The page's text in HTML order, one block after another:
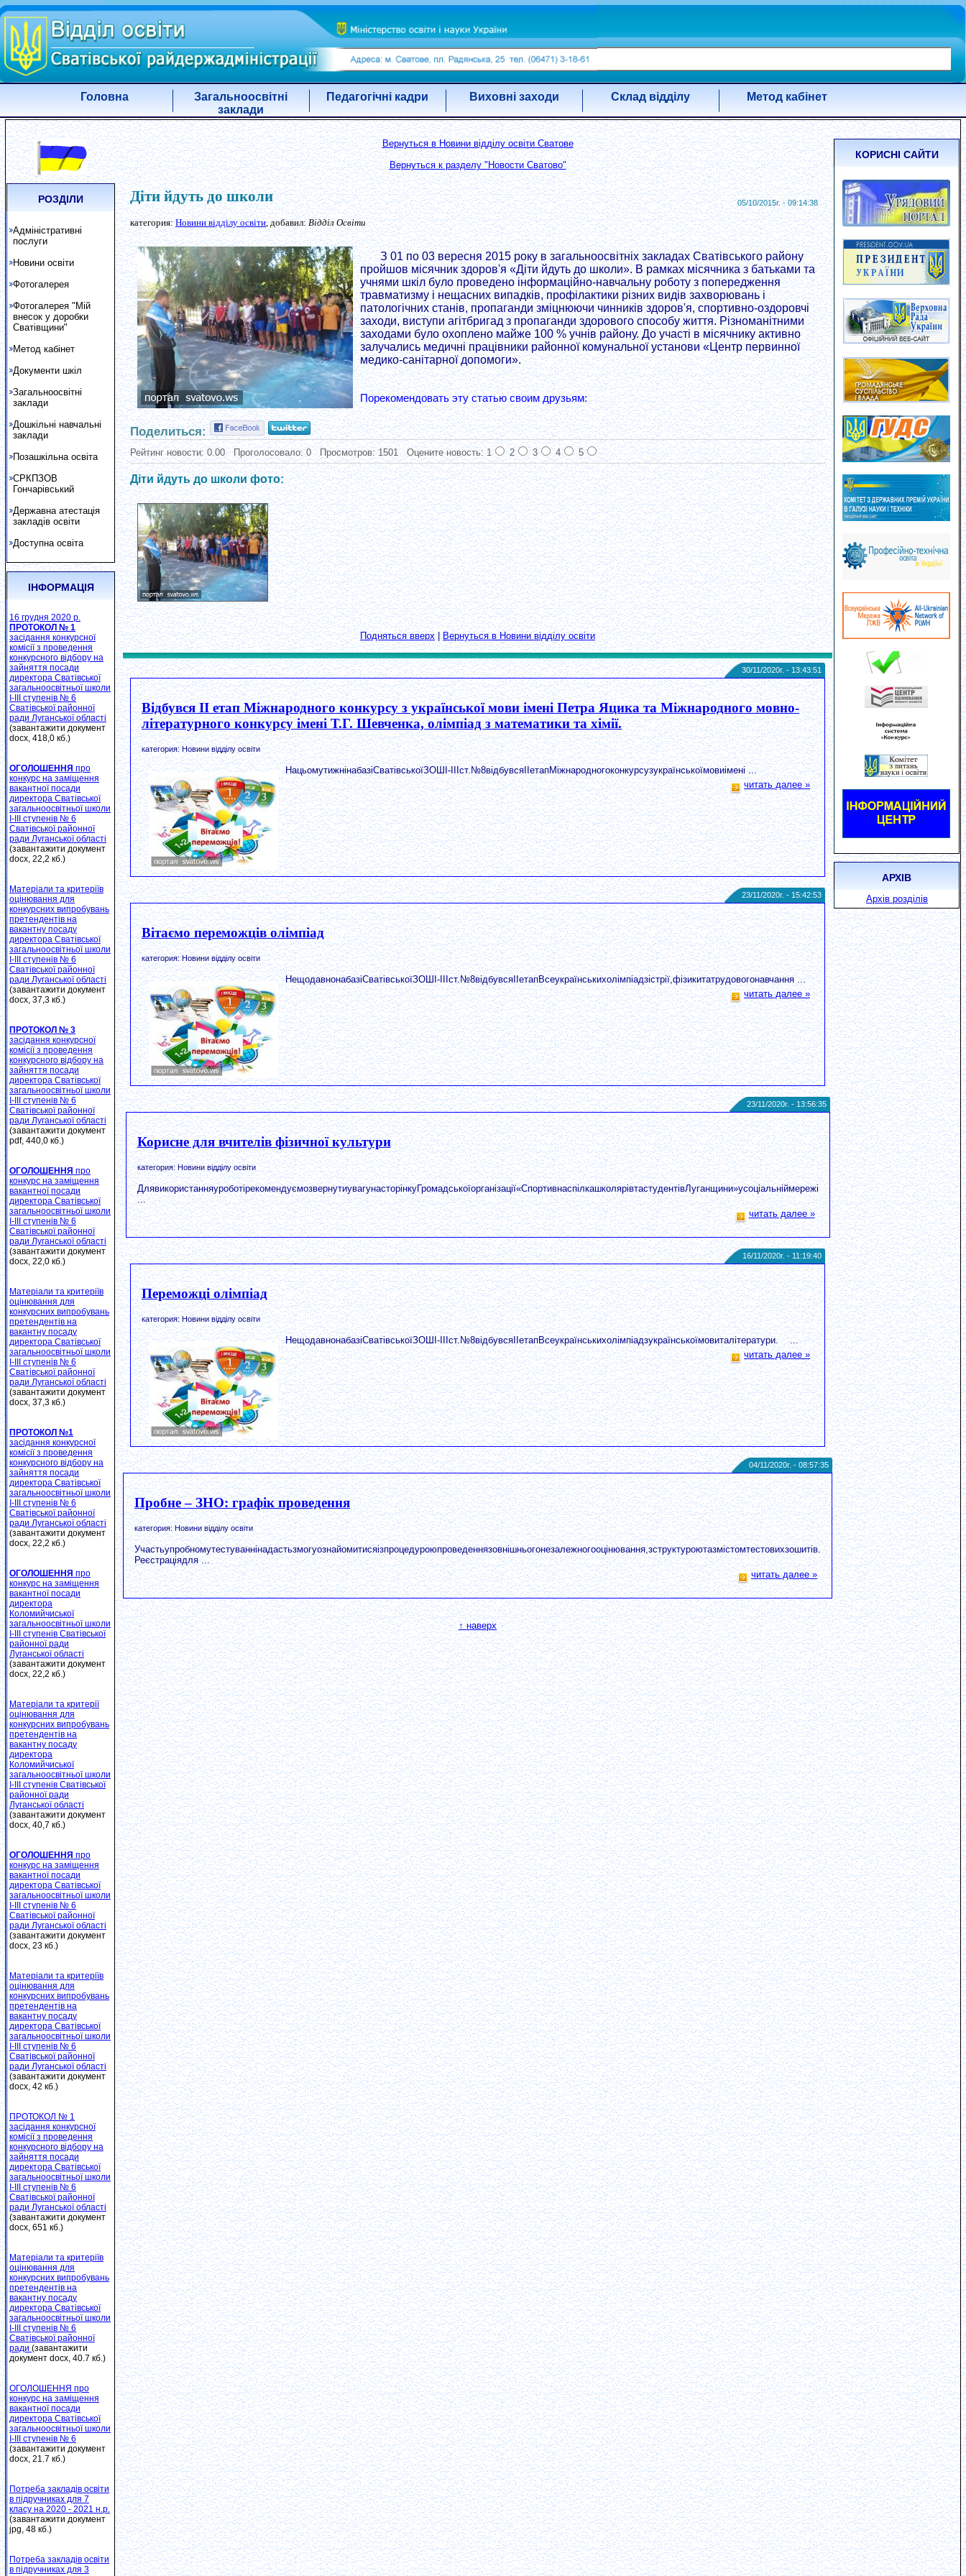
Головна
Загальноосвітні
заклади
Педагогічні кадри Виховні заходи Склад відділу Метод кабінет
РОЗДІЛИ
Адміністративні
послуги
Новини освіти
Фотогалерея
Фотогалерея "Мій
внесок у доробки
Сватівщини"
Метод кабінет
Документи шкіл
Загальноосвітні
заклади
Дошкільні навчальні
заклади
Позашкільна освіта
СРКПЗОВ
Гончарівський
Державна атестація
закладів освіти
Доступна освіта
ІНФОРМАЦІЯ
16 грудня 2020 р.
ПРОТОКОЛ № 1
засідання конкурсної
комісії з проведення
конкурсного відбору на
зайняття посади
директора Сватівської
загальноосвітньої школи
І-ІІІ ступенів № 6
Сватівської районної
ради Луганської області
(завантажити документ
docx, 418,0 кб.)
ОГОЛОШЕННЯ про
конкурс на заміщення
вакантної посади
директора Сватівської
загальноосвітньої школи
І-ІІІ ступенів № 6
Сватівської районної
ради Луганської області
(завантажити документ
docx, 22,2 кб.)
Матеріали та критеріїв
оцінювання для
конкурсних випробувань
претендентів на
вакантну посаду
директора Сватівської
загальноосвітньої школи
І-ІІІ ступенів № 6
Сватівської районної
ради Луганської області
(завантажити документ
docx, 37,3 кб.)
ПРОТОКОЛ № 3
засідання конкурсної
комісії з проведення
конкурсного відбору на
зайняття посади
директора Сватівської
загальноосвітньої школи
І-ІІІ ступенів № 6
Сватівської районної
ради Луганської області
(завантажити документ
pdf, 440,0 кб.)
ОГОЛОШЕННЯ про
конкурс на заміщення
вакантної посади
директора Сватівської
загальноосвітньої школи
І-ІІІ ступенів № 6
Сватівської районної
ради Луганської області
(завантажити документ
docx, 22,0 кб.)
Матеріали та критеріїв
оцінювання для
конкурсних випробувань
претендентів на
вакантну посаду
директора Сватівської
загальноосвітньої школи
І-ІІІ ступенів № 6
Сватівської районної
ради Луганської області
(завантажити документ
docx, 37,3 кб.)
ПРОТОКОЛ №1
засідання конкурсної
комісії з проведення
конкурсного відбору на
зайняття посади
директора Сватівської
загальноосвітньої школи
І-ІІІ ступенів № 6
Сватівської районної
ради Луганської області
(завантажити документ
docx, 22,2 кб.)
ОГОЛОШЕННЯ про
конкурс на заміщення
вакантної посади
директора
Коломийчиської
загальноосвітньої школи
І-ІІІ ступенів Сватівської
районної ради
Луганської області
(завантажити документ
docx, 22,2 кб.)
Матеріали та критерії
оцінювання для
конкурсних випробувань
претендентів на
вакантну посаду
директора
Коломийчиської
загальноосвітньої школи
І-ІІІ ступенів Сватівської
районної ради
Луганської області
(завантажити документ
docx, 40,7 кб.)
ОГОЛОШЕННЯ про
конкурс на заміщення
вакантної посади
директора Сватівської
загальноосвітньої школи
І-ІІІ ступенів № 6
Сватівської районної
ради Луганської області
(завантажити документ
docx, 23 кб.)
Матеріали та критеріїв
оцінювання для
конкурсних випробувань
претендентів на
вакантну посаду
директора Сватівської
загальноосвітньої школи
І-ІІІ ступенів № 6
Сватівської районної
ради Луганської області
(завантажити документ
docx, 42 кб.)
ПРОТОКОЛ № 1
засідання конкурсної
комісії з проведення
конкурсного відбору на
зайняття посади
директора Сватівської
загальноосвітньої школи
I-III ступенів № 6
Сватівської районної
ради Луганської області
(завантажити документ
docx, 651 кб.)
Матеріали та критеріїв
оцінювання для
конкурсних випробувань
претендентів на
вакантну посаду
директора Сватівської
загальноосвітньої школи
І-ІІІ ступенів № 6
Сватівської районної
ради (завантажити
документ docx, 40.7 кб.)
ОГОЛОШЕННЯ про
конкурс на заміщення
вакантної посади
директора Сватівської
загальноосвітньої школи
І-ІІІ ступенів № 6
(завантажити документ
docx, 21.7 кб.)
Потреба закладів освіти
в підручниках для 7
класу на 2020 - 2021 н.р.
(завантажити документ
jpg, 48 кб.)
Потреба закладів освіти
в підручниках для 3
Вернуться в Новини відділу освіти Сватове
Вернуться к разделу "Новости Сватово"
Діти йдуть до школи
категория:Новини відділу освіти, добавил:Відділ Освіти
05/10/2015г. - 09:14:38
З 01 по 03 вересня 2015 року в загальноосвітніх закладах Сватівського району
пройшов місячник здоров'я «Діти йдуть до школи». В рамках місячника з батьками та
учнями шкіл було проведено інформаційно-навчальну роботу з попередження
травматизму і нещасних випадків, профілактики різних видів захворювань і
патологічних станів, пропаганди зміцнюючи чинників здоров'я, спортивно-оздоровчі
заходи, виступи агітбригад з пропаганди здорового способу життя. Різноманітними
заходами було охоплено майже 100 % учнів району. До участі в місячнику активно
залучались медичні працівники районної комунальної установи «Центр первинної
медико-санітарної допомоги».
Порекомендовать эту статью своим друзьям:
Поделиться:
Рейтинг новости:0.00 Проголосовало:0 Просмотров: 1501 Оцените новость: 1 2 3 4 5
Діти йдуть до школи фото:
Подняться вверх|Вернуться в Новини відділу освіти
30/11/2020г. - 13:43:51
Відбувся ІІ етап Міжнародного конкурсу з української мови імені Петра Яцика та Міжнародного мовно-
літературного конкурсу імені Т.Г. Шевченка, олімпіад з математики та хімії.
категория: Новини відділу освіти
НацьомутижнінабазіСватівськоїЗОШІ-ІІІст.№8відбувсяІІетапМіжнародногоконкурсузукраїнськоїмовиімені ...
читать далее »
23/11/2020г. - 15:42:53
Вітаємо переможців олімпіад
категория: Новини відділу освіти
НещодавнонабазіСватівськоїЗОШІ-ІІІст.№8відбувсяІІетапВсеукраїнськихолімпіадзістрії,фізикитатрудовогонавчання ...
читать далее »
23/11/2020г. - 13:56:35
Корисне для вчителів фізичної культури
категория: Новини відділу освіти
ДлявикористанняуроботірекомендуємозвернутиувагунасторінкуГромадськоїорганізації«СпортивнаспілкашколярівтастудентівЛуганщини»усоціальніймережі
...
читать далее »
16/11/2020г. - 11:19:40
Переможці олімпіад
категория: Новини відділу освіти
НещодавнонабазіСватівськоїЗОШІ-ІІІст.№8відбувсяІІетапВсеукраїнськихолімпіадзукраїнськоїмовиталітератури. ...
читать далее »
04/11/2020г. - 08:57:35
Пробне – ЗНО: графік проведення
категория: Новини відділу освіти
Участьупробномутестуваннінадастьзмогуознайомитисяізпроцедуроюпроведеннязовнішньогонезалежногооцінювання,зструктуроютазмістомтестовихзошитів.
Реєстраціядля ...
читать далее »
↑ наверх
КОРИСНІ САЙТИ
АРХІВ
Архів розділів